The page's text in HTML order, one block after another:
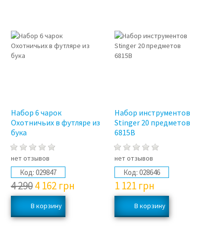
Набор 6 чарок
Охотничьих в футляре из
бука
нет отзывов
Код: 029847
4 2904 162 грн
Набор инструментов
Stinger 20 предметов
6815B
нет отзывов
Код: 028646
1 121 грн